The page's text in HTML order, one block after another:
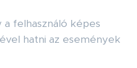
felhasználó képes
hatni az események